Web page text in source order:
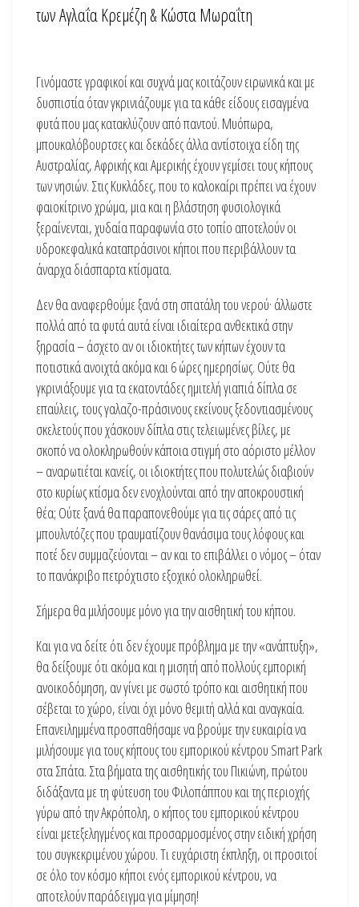
των Αγλαΐα Κρεμέζη & Κώστα Μωραΐτη
Γινόμαστε γραφικοί και συχνά μας κοιτάζουν ειρωνικά και με
δυσπιστία όταν γκρινιάζουμε για τα κάθε είδους εισαγμένα
φυτά που μας κατακλύζουν από παντού. Μυόπωρα,
μπουκαλόβουρτσες και δεκάδες άλλα αντίστοιχα είδη της
Αυστραλίας, Αφρικής και Αμερικής έχουν γεμίσει τους κήπους
των νησιών. Στις Κυκλάδες, που το καλοκαίρι πρέπει να έχουν
φαιοκίτρινο χρώμα, μια και η βλάστηση φυσιολογικά
ξεραίνενται, χυδαία παραφωνία στο τοπίο αποτελούν οι
υδροκεφαλικά καταπράσινοι κήποι που περιβάλλουν τα
άναρχα διάσπαρτα κτίσματα.
Δεν θα αναφερθούμε ξανά στη σπατάλη του νερού· άλλωστε
πολλά από τα φυτά αυτά είναι ιδιαίτερα ανθεκτικά στην
ξηρασία – άσχετο αν οι ιδιοκτήτες των κήπων έχουν τα
ποτιστικά ανοιχτά ακόμα και 6 ώρες ημερησίως. Ούτε θα
γκρινιάξουμε για τα εκατοντάδες ημιτελή γιαπιά δίπλα σε
επαύλεις, τους γαλαζο-πράσινους εκείνους ξεδοντιασμένους
σκελετούς που χάσκουν δίπλα στις τελειωμένες βίλες, με
σκοπό να ολοκληρωθούν κάποια στιγμή στο αόριστο μέλλον
– αναρωτιέται κανείς, οι ιδιοκτήτες που πολυτελώς διαβιούν
στο κυρίως κτίσμα δεν ενοχλούνται από την αποκρουστική
θέα; Ούτε ξανά θα παραπονεθούμε για τις σάρες από τις
μπουλντόζες που τραυματίζουν θανάσιμα τους λόφους και
ποτέ δεν συμμαζεύονται – αν και το επιβάλλει ο νόμος – όταν
το πανάκριβο πετρόχτιστο εξοχικό ολοκληρωθεί.
Σήμερα θα μιλήσουμε μόνο για την αισθητική του κήπου.
Και για να δείτε ότι δεν έχουμε πρόβλημα με την «ανάπτυξη»,
θα δείξουμε ότι ακόμα και η μισητή από πολλούς εμπορική
ανοικοδόμηση, αν γίνει με σωστό τρόπο και αισθητική που
σέβεται το χώρο, είναι όχι μόνο θεμιτή αλλά και αναγκαία.
Επανειλημμένα προσπαθήσαμε να βρούμε την ευκαιρία να
μιλήσουμε για τους κήπους του εμπορικού κέντρου Smart Park
στα Σπάτα. Στα βήματα της αισθητικής του Πικιώνη, πρώτου
διδάξαντα με τη φύτευση του Φιλοπάππου και της περιοχής
γύρω από την Ακρόπολη, ο κήπος του εμπορικού κέντρου
είναι μετεξεληγμένος και προσαρμοσμένος στην ειδική χρήση
του συγκεκριμένου χώρου. Τι ευχάριστη έκπληξη, οι προσιτοί
σε όλο τον κόσμο κήποι ενός εμπορικού κέντρου, να
αποτελούν παράδειγμα για μίμηση!